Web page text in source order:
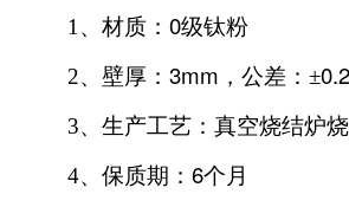
1 、材质：0级钛粉
2、壁厚：3mm ，公差：±
3、生产工艺：真空烧结炉
4、保质期：6个月